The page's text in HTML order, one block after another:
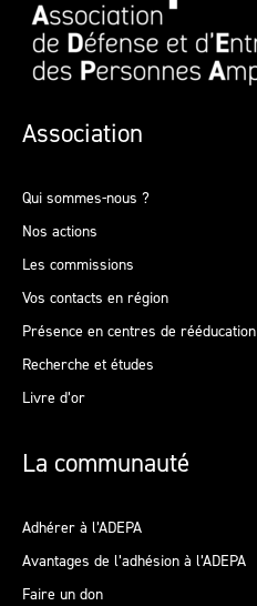
Association
Qui sommes-nous ?
Nos actions
Les commissions
Vos contacts en région
Présence en centres de rééducation
Recherche et études
Livre d’or
La communauté
Adhérer à l’ADEPA
Avantages de l’adhésion à l’ADEPA
Faire un don